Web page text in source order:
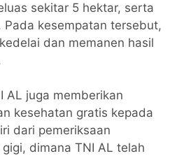
sekitar 5 hektar, serta
kesempatan tersebut,
dan memanen hasil
AL juga memberikan
kesehatan gratis kepada
dari pemeriksaan
dimana TNI AL telah